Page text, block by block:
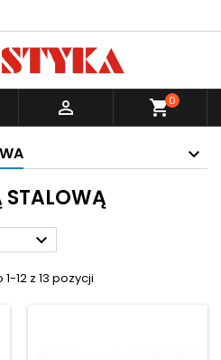
 shopping_cart0
STALOWĄ

12 z 13 pozycji